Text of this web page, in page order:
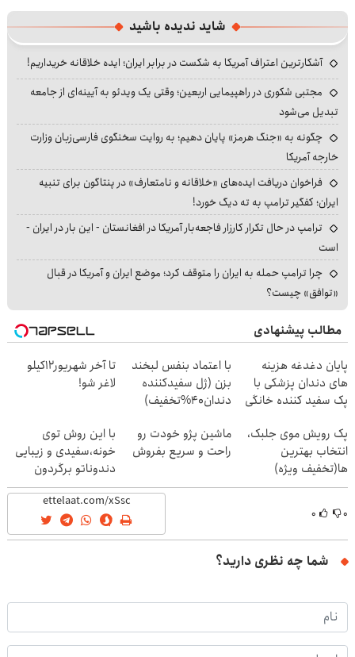
شاید ندیده باشید
آشکارترین اعتراف آمریکا به شکست در برابر ایران؛ ایده خلاقانه خریداریم!
مجتبی شکوری در راهپیمایی اربعین؛ وقتی یک ویدئو به آیینه‌ای از جامعه
تبدیل می‌شود
چگونه به «جنگ هرمز» پایان دهیم؛ به روایت سخنگوی فارسی‌زبان وزارت
خارجه آمریکا
فراخوان دریافت ایده‌های «خلاقانه و نامتعارف» در پنتاگون برای تنبیه
ایران؛ کفگیر ترامپ به ته دیگ خورد!
ترامپ در حال تکرار کارزار فاجعه‌بار آمریکا در افغانستان - این بار در ایران -
است
چرا ترامپ حمله به ایران را متوقف کرد؛ موضع ایران و آمریکا در قبال
«توافق» چیست؟
مطالب پیشنهادی
پایان دغدغه هزینه
های دندان پزشکی با
پک سفید کننده خانگی
با اعتماد بنفس لبخند
بزن (ژل سفیدکننده
دندان40%تخفیف)
تا آخر شهریور12کیلو
لاغر شو!
پک رویش موی جلبک،
انتخاب بهترین
ها(تخفیف ویژه)
ماشین پژو خودت رو
راحت و سریع بفروش
با این روش توی
خونه،سفیدی و زیبایی
دندوناتو برگردون
(40%off)
۰ ۰
شما چه نظری دارید؟